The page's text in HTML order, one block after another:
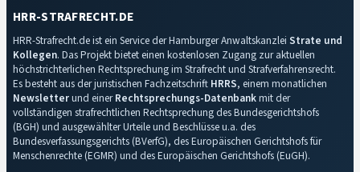
HRR-STRAFRECHT.DE
HRR-Strafrecht.de ist ein Service der Hamburger Anwaltskanzlei Strate und
Kollegen. Das Projekt bietet einen kostenlosen Zugang zur aktuellen
höchstrichterlichen Rechtsprechung im Strafrecht und Strafverfahrensrecht.
Es besteht aus der juristischen Fachzeitschrift HRRS, einem monatlichen
Newsletterund einerRechtsprechungs-Datenbankmit der
vollständigen strafrechtlichen Rechtsprechung des Bundesgerichtshofs
(BGH) und ausgewählter Urteile und Beschlüsse u.a. des
Bundesverfassungsgerichts (BVerfG), des Europäischen Gerichtshofs für
Menschenrechte (EGMR) und des Europäischen Gerichtshofs (EuGH).